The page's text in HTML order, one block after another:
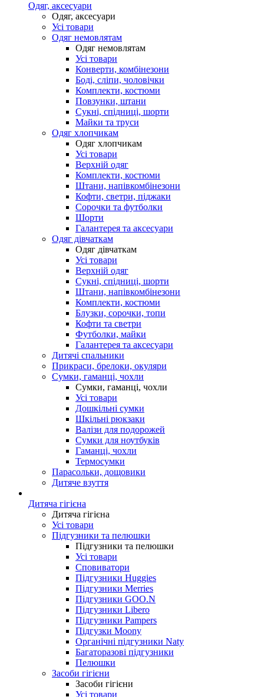
Одяг, аксесуари
Одяг, аксесуари
Усі товари
Одяг немовлятам
Одяг немовлятам
Усі товари
Конверти, комбінезони
Боді, сліпи, чоловічки
Комплекти, костюми
Повзунки, штани
Сукні, спідниці, шорти
Майки та труси
Одяг хлопчикам
Одяг хлопчикам
Усі товари
Верхній одяг
Комплекти, костюми
Штани, напівкомбінезони
Кофти, светри, піджаки
Сорочки та футболки
Шорти
Галантерея та аксесуари
Одяг дівчаткам
Одяг дівчаткам
Усі товари
Верхній одяг
Сукні, спідниці, шорти
Штани, напівкомбінезони
Комплекти, костюми
Блузки, сорочки, топи
Кофти та светри
Футболки, майки
Галантерея та аксесуари
Дитячі спальники
Прикраси, брелоки, окуляри
Сумки, гаманці, чохли
Сумки, гаманці, чохли
Усі товари
Дошкільні сумки
Шкільні рюкзаки
Валізи для подорожей
Сумки для ноутбуків
Гаманці, чохли
Термосумки
Парасольки, дощовики
Дитяче взуття
Дитяча гігієна
Дитяча гігієна
Усі товари
Підгузники та пелюшки
Підгузники та пелюшки
Усі товари
Сповиватори
Підгузники Huggies
Підгузники Merries
Підгузники GOO.N
Підгузники Libero
Підгузники Pampers
Підгузки Moony
Органічні підгузники Naty
Багаторазові підгузники
Пелюшки
Засоби гігієни
Засоби гігієни
Усі товари